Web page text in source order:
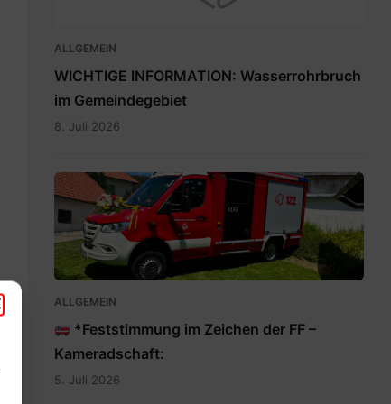
ALLGEMEIN
WICHTIGE INFORMATION: Wasserrohrbruch
im Gemeindegebiet
8. Juli 2026
IMG-
20260705-
WA0009.jpg
ALLGEMEIN
*Feststimmung im Zeichen der FF –
Kameradschaft:
5. Juli 2026